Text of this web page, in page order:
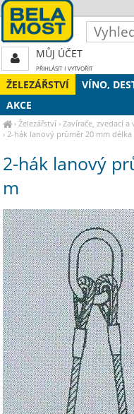
ŽELEZÁŘSTVÍ VÍNO,
AKCE
›Železářství ›Zavírače, zvedací a
›2-hák lanový průměr 20 mm délka
2-hák lanový
m
MŮJ ÚČET
PŘIHLÁSIT| VYTVOŘIT